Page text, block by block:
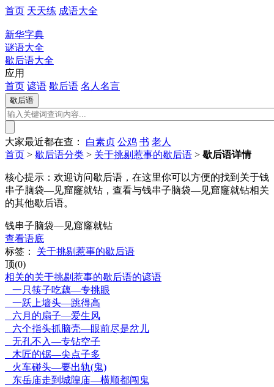
首页 天天练 成语大全
新华字典
谜语大全
歇后语大全
应用
首页 谚语 歇后语 名人名言
大家最近都在查： 白素贞 公鸡 书 老人
首页 > 歇后语分类 > 关于挑剔惹事的歇后语 > 歇后语详情
核心提示： 欢迎访问歇后语，在这里你可以方便的找到关于钱
串子脑袋—见窟窿就钻，查看与钱串子脑袋—见窟窿就钻相关
的其他歇后语。
钱串子脑袋—见窟窿就钻
查看语底
标签：
关于挑剔惹事的歇后语
顶(0)
相关的关于挑剔惹事的歇后语的谚语
一只筷子吃藕—专挑眼
一跃上墙头—跳得高
六月的扇子—爱生风
六个指头抓脑壳—眼前尽是岔儿
无孔不入—专钻空子
木匠的锯—尖点子多
火车碰头—要出轨(鬼)
东岳庙走到城隍庙—横顺都闯鬼